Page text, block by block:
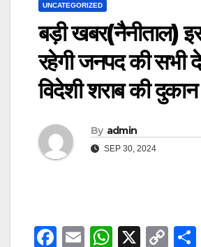
UNCATEGORIZED
बड़ी खबर(नैनीताल)
रहेगी जनपद की सभी
विदेशी शराब की
By admin
SEP 30, 2024
F
E
W
X
C